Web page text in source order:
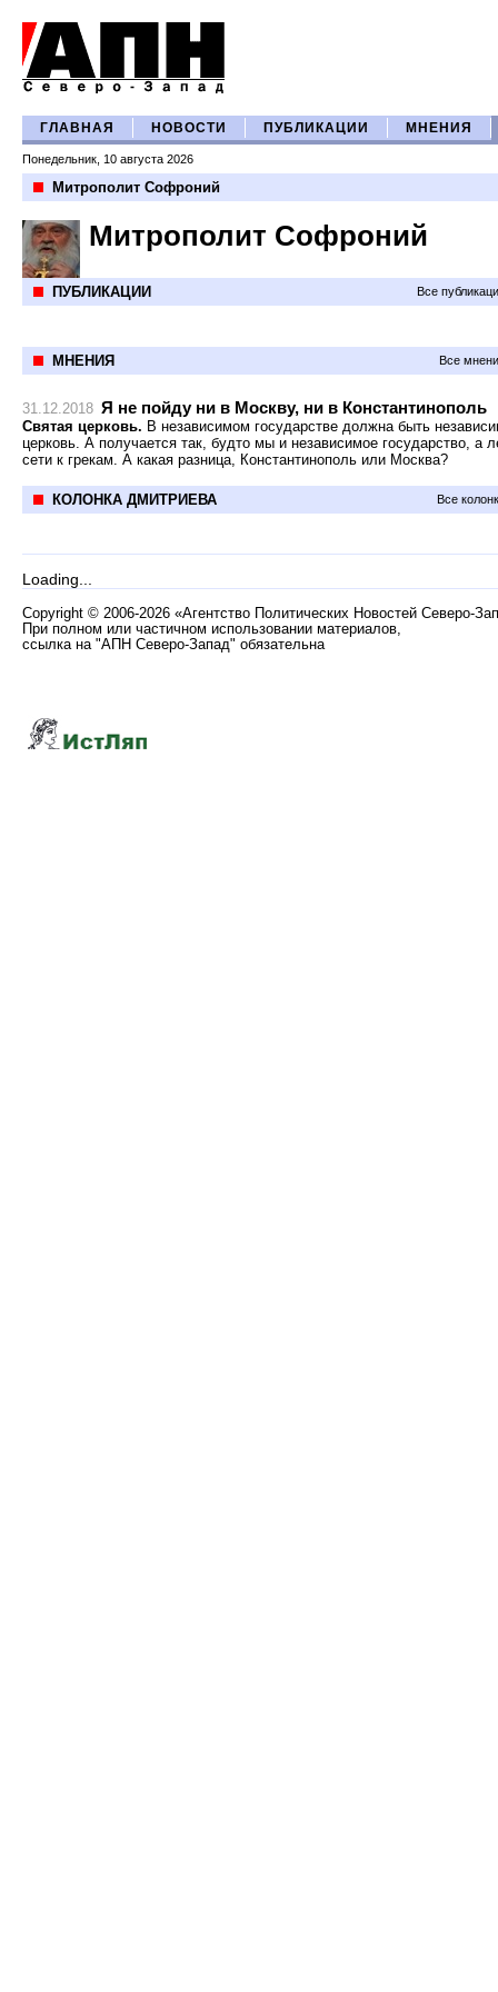
ГЛАВНАЯ НОВОСТИ ПУБЛИКАЦИИ МНЕНИЯ
Понедельник, 10 августа 2026
Митрополит Софроний
Митрополит Софроний
ПУБЛИКАЦИИ Все
МНЕНИЯ Все
31.12.2018 Я не пойду ни в Москву, ни в Константинополь
Святая церковь. В независимом государстве должна быть
церковь. А получается так, будто мы и независимое государство, а
сети к грекам. А какая разница, Константинополь или Москва?
КОЛОНКА ДМИТРИЕВА Все
Loading...
Copyright © 2006-2026 «Агентство Политических Новостей Северо-
При полном или частичном использовании материалов,
ссылка на "АПН Северо-Запад" обязательна